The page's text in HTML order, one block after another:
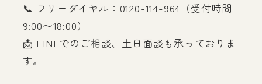
📞 フリーダイヤル：0120-114-964（受付時間
9:00〜18:00）
📩 LINEでのご相談、土日面談も承っておりま
す。